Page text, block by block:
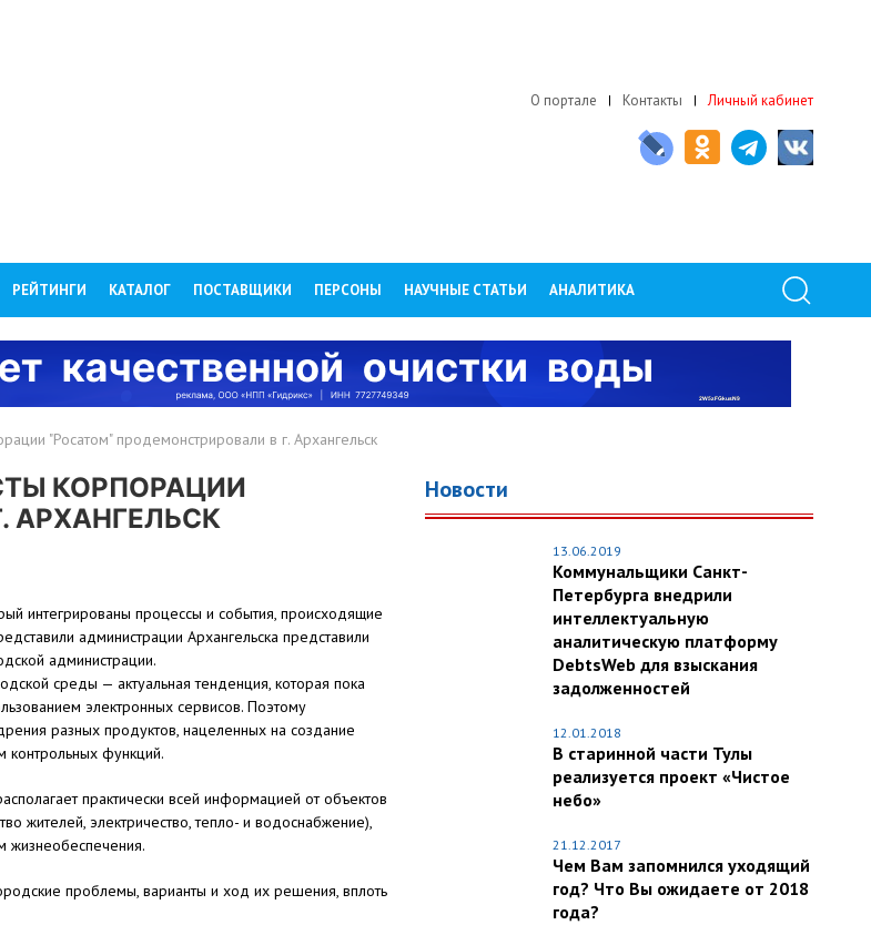
О портале Контакты Личный кабинет
РЕЙТИНГИ КАТАЛОГ ПОСТАВЩИКИ ПЕРСОНЫ НАУЧНЫЕ СТАТЬИ АНАЛИТИКА
"Росатом" продемонстрировали в г. Архангельск
КОРПОРАЦИИ
АРХАНГЕЛЬСК
интегрированы процессы и события, происходящие
администрации Архангельска представили
администрации.
среды — актуальная тенденция, которая пока
электронных сервисов. Поэтому
разных продуктов, нацеленных на создание
контрольных функций.
практически всей информацией от объектов
жителей, электричество, тепло- и водоснабжение),
жизнеобеспечения.
проблемы, варианты и ход их решения, вплоть
Новости
13.06.2019
Коммунальщики Санкт-
Петербурга внедрили
интеллектуальную
аналитическую платформу
DebtsWeb для взыскания
задолженностей
12.01.2018
В старинной части Тулы
реализуется проект «Чистое
небо»
21.12.2017
Чем Вам запомнился уходящий
год? Что Вы ожидаете от 2018
года?